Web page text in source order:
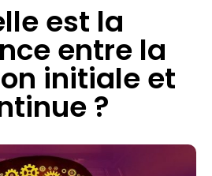
est la
entre la
initiale et
?